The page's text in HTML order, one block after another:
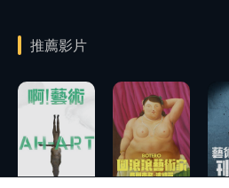
推薦影片
播
放